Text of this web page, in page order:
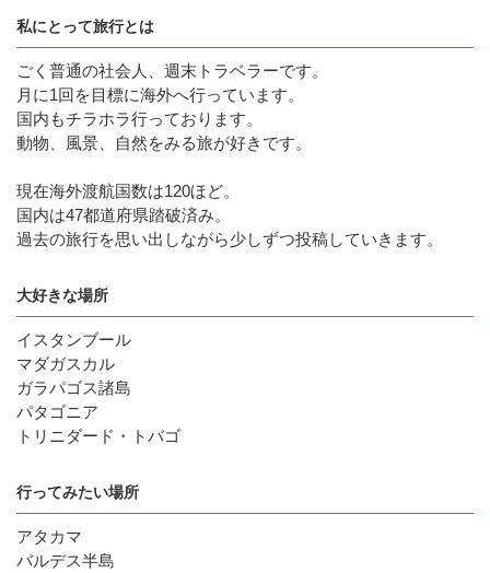
私にとって旅行とは
ごく普通の社会人、週末トラベラーです。
月に1回を目標に海外へ行っています。
国内もチラホラ行っております。
動物、風景、自然をみる旅が好きです。
現在海外渡航国数は120ほど。
国内は47都道府県踏破済み。
過去の旅行を思い出しながら少しずつ投稿していきます。
大好きな場所
イスタンブール
マダガスカル
ガラパゴス諸島
パタゴニア
トリニダード・トバゴ
行ってみたい場所
アタカマ
バルデス半島